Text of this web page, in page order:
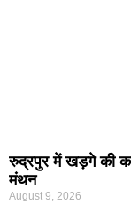
रुद्रपुर में खड़गे की
मंथन
August 9, 2026